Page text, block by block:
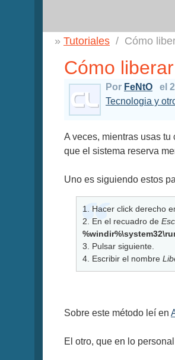
Tutoriales Cómo
Cómo
Por FeNtO el
Tecnologia y
A veces, mientras usas tu
que el sistema reserva
Uno es siguiendo estos
1. Hacer click derecho
2. En el recuadro de
3. Pulsar siguiente.
4. Escribir el nombre
Sobre este método leí en
El otro, que en lo